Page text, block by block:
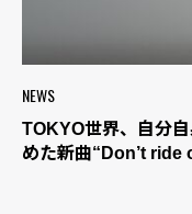
NEWS
TOKYO世界、自分
めた新曲“Don’t ride